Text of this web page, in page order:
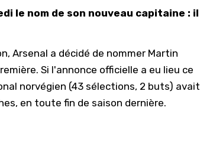
le nom de son nouveau capitaine : il
Arsenal a décidé de nommer Martin
Si l'annonce officielle a eu lieu ce
norvégien (43 sélections, 2 buts) avait
en toute fin de saison dernière.